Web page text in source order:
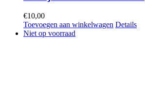
€10,00
Toevoegen aan winkelwagen Details
Niet op voorraad